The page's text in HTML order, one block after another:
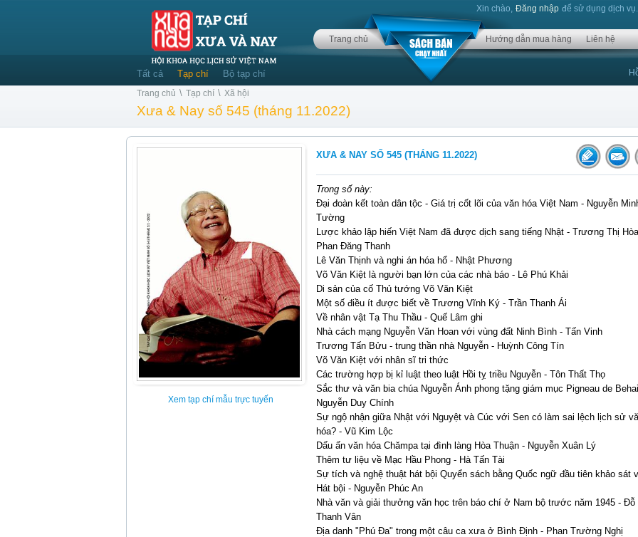
Xin chào, Đăng nhập để sử dụng dịch
Trang chủ Hướng dẫn mua hàng Liên hệ
Tất cả Tạp chí Bộ tạp chí
Trang chủ \ Tạp chí \ Xã hội
Xưa & Nay số 545 (tháng 11.2022)
Xem tạp chí mẫu trực tuyến
XƯA & NAY SỐ 545 (THÁNG 11.2022)
Trong số này:
Đại đoàn kết toàn dân tộc - Giá trị cốt lõi của văn hóa Việt Nam - Nguyễn
Tường
Lược khảo lập hiến Việt Nam đã được dịch sang tiếng Nhật - Trương Thị
Phan Đăng Thanh
Lê Văn Thịnh và nghi án hóa hổ - Nhật Phương
Võ Văn Kiệt là người bạn lớn của các nhà báo - Lê Phú Khải
Di sản của cố Thủ tướng Võ Văn Kiệt
Một số điều ít được biết về Trương Vĩnh Ký - Trần Thanh Ái
Về nhân vật Tạ Thu Thầu - Quế Lâm ghi
Nhà cách mạng Nguyễn Văn Hoan với vùng đất Ninh Bình - Tấn Vinh
Trương Tấn Bửu - trung thần nhà Nguyễn - Huỳnh Công Tín
Võ Văn Kiệt với nhân sĩ tri thức
Các trường hợp bị kỉ luật theo luật Hồi tỵ triều Nguyễn - Tôn Thất Thọ
Sắc thư và văn bia chúa Nguyễn Ánh phong tặng giám mục Pigneau de
Nguyễn Duy Chính
Sự ngộ nhận giữa Nhật với Nguyệt và Cúc với Sen có làm sai lệch lịch sử
hóa? - Vũ Kim Lộc
Dấu ấn văn hóa Chămpa tại đình làng Hòa Thuận - Nguyễn Xuân Lý
Thêm tư liệu về Mạc Hầu Phong - Hà Tấn Tài
Sự tích và nghệ thuật hát bội Quyển sách bằng Quốc ngữ đầu tiên khảo sát
Hát bội - Nguyễn Phúc An
Nhà văn và giải thưởng văn học trên báo chí ở Nam bộ trước năm 1945 - Đỗ
Thanh Vân
Địa danh "Phú Đa" trong một câu ca xưa ở Bình Định - Phan Trường Nghị